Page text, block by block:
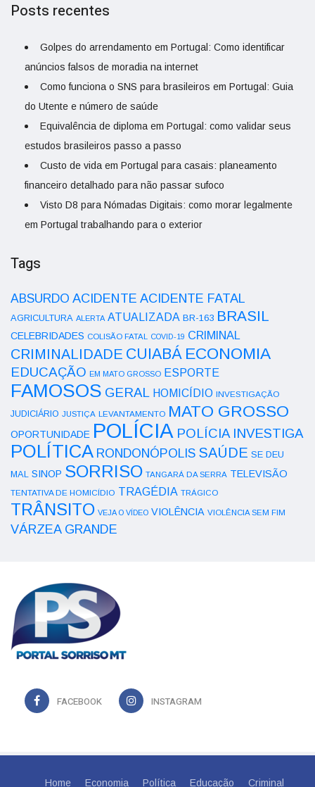
Posts recentes
Golpes do arrendamento em Portugal: Como identificar
anúncios falsos de moradia na internet
Como funciona o SNS para brasileiros em Portugal: Guia
do Utente e número de saúde
Equivalência de diploma em Portugal: como validar seus
estudos brasileiros passo a passo
Custo de vida em Portugal para casais: planeamento
financeiro detalhado para não passar sufoco
Visto D8 para Nómadas Digitais: como morar legalmente
em Portugal trabalhando para o exterior
Tags
ABSURDO ACIDENTE ACIDENTE FATAL
AGRICULTURA ALERTA ATUALIZADA BR-163 BRASIL
CELEBRIDADES COLISÃO FATAL COVID-19 CRIMINAL
CRIMINALIDADE CUIABÁ ECONOMIA
EDUCAÇÃO EM MATO GROSSO ESPORTE
FAMOSOS GERAL HOMICÍDIO INVESTIGAÇÃO
JUDICIÁRIO JUSTIÇA LEVANTAMENTO MATO GROSSO
OPORTUNIDADE POLÍCIA POLÍCIA INVESTIGA
POLÍTICA RONDONÓPOLIS SAÚDE SE DEU
MAL SINOP SORRISO TANGARÁ DA SERRA TELEVISÃO
TENTATIVA DE HOMICÍDIO TRAGÉDIA TRÁGICO
TRÂNSITO VEJA O VÍDEO VIOLÊNCIA VIOLÊNCIA SEM FIM
VÁRZEA GRANDE
FACEBOOK INSTAGRAM
Home Economia Política Educação Criminal